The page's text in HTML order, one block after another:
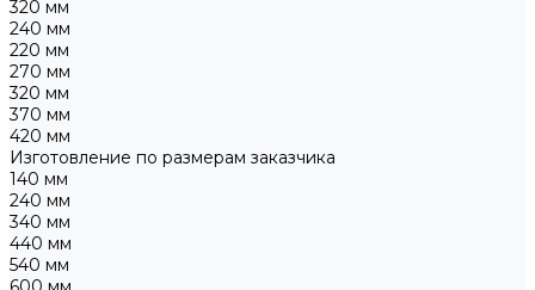
320 мм
240 мм
220 мм
270 мм
320 мм
370 мм
420 мм
Изготовление по размерам заказчика
140 мм
240 мм
340 мм
440 мм
540 мм